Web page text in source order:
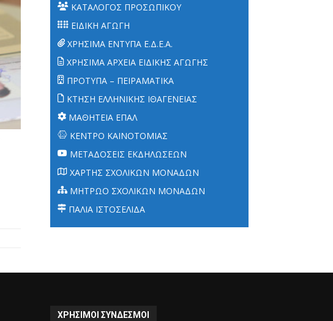
ΚΑΤΑΛΟΓΟΣ ΠΡΟΣΩΠΙΚΟΥ
ΕΙΔΙΚΗ ΑΓΩΓΗ
ΧΡΗΣΙΜΑ ΕΝΤΥΠΑ Ε.Δ.Ε.Α.
ΧΡΗΣΙΜΑ ΑΡΧΕΙΑ ΕΙΔΙΚΗΣ ΑΓΩΓΗΣ
ΠΡΟΤΥΠΑ – ΠΕΙΡΑΜΑΤΙΚΑ
ΚΤΗΣΗ ΕΛΛΗΝΙΚΗΣ ΙΘΑΓΕΝΕΙΑΣ
ΜΑΘΗΤΕΙΑ ΕΠΑΛ
ΚΕΝΤΡΟ ΚΑΙΝΟΤΟΜΙΑΣ
ΜΕΤΑΔΟΣΕΙΣ ΕΚΔΗΛΩΣΕΩΝ
ΧΑΡΤΗΣ ΣΧΟΛΙΚΩΝ ΜΟΝΑΔΩΝ
ΜΗΤΡΩΟ ΣΧΟΛΙΚΩΝ ΜΟΝΑΔΩΝ
ΠΑΛΙΑ ΙΣΤΟΣΕΛΙΔΑ
ΧΡΗΣΙΜΟΙ ΣΥΝΔΕΣΜΟΙ